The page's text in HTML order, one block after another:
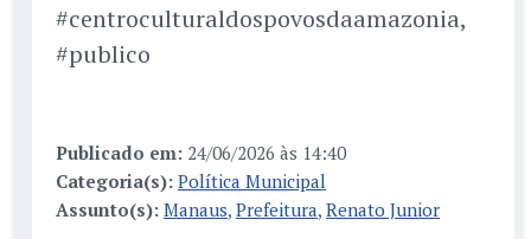
#centroculturaldospovosdaamazonia,
#publico
Publicado em: 24/06/2026 às 14:40
Categoria(s): Política Municipal
Assunto(s): Manaus, Prefeitura, Renato Junior